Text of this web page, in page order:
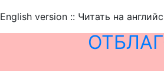
English version :: Читать на